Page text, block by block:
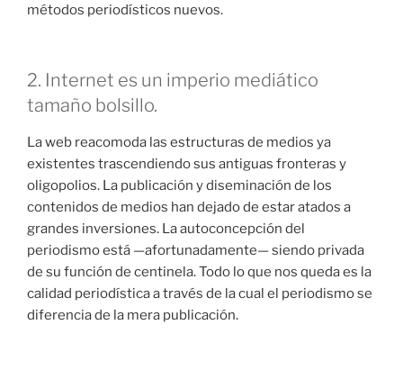
métodos periodísticos nuevos.
2. Internet es un imperio mediático
tamaño bolsillo.
La web reacomoda las estructuras de medios ya
existentes trascendiendo sus antiguas fronteras y
oligopolios. La publicación y diseminación de los
contenidos de medios han dejado de estar atados a
grandes inversiones. La autoconcepción del
periodismo está —afortunadamente— siendo privada
de su función de centinela. Todo lo que nos queda es la
calidad periodística a través de la cual el periodismo se
diferencia de la mera publicación.